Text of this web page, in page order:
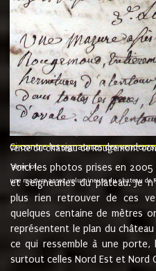
"l'an mil six cent soixante treze le
nommé fut présent Messire Claude
vend, purement simplement et
et chavannes conseiller du roy au
que le dit seigneur Baron de la
de la Velliere tout ainsi et
présent......"
suivent les rentes, donation des
Ci contre les signatures des
vente du château de Rougemont
"3ème lot
une mazure assez volumineuse du chateau de
Voici les photos prises en
et seigneuries du plateau. Je
plus rien retrouver de ces
quelques centaine de mètres
représentent le plan du
ce qui ressemble à une porte,
surtout celles Nord Est et Nord